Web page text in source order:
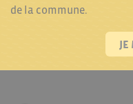
de la commune.